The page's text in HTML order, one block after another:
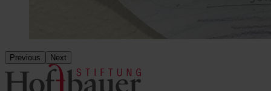
Previous Next